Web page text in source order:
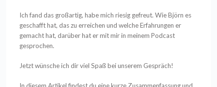
Ich fand das großartig, habe mich riesig gefreut. Wie Björn es
geschafft hat, das zu erreichen und welche Erfahrungen er
gemacht hat, darüber hat er mit mir in meinem Podcast
gesprochen.
Jetzt wünsche ich dir viel Spaß bei unserem Gespräch!